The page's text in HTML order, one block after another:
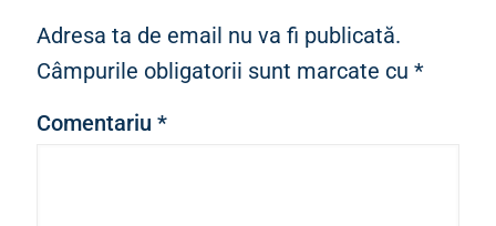
Adresa ta de email nu va fi publicată.
Câmpurile obligatorii sunt marcate cu *
Comentariu *